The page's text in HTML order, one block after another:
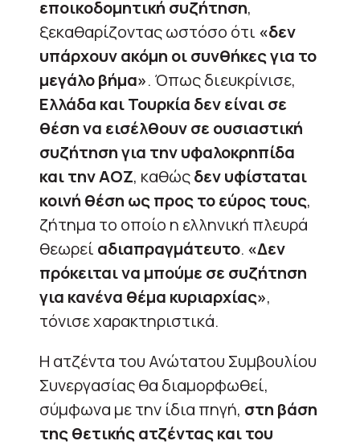
εποικοδομητική συζήτηση,
ξεκαθαρίζοντας ωστόσο ότι «δεν
υπάρχουν ακόμη οι συνθήκες για το
μεγάλο βήμα». Όπως διευκρίνισε,
Ελλάδα και Τουρκία δεν είναι σε
θέση να εισέλθουν σε ουσιαστική
συζήτηση για την υφαλοκρηπίδα
και την ΑΟΖ, καθώςδεν υφίσταται
κοινή θέση ως προς το εύρος τους,
ζήτημα το οποίο η ελληνική πλευρά
θεωρεί αδιαπραγμάτευτο. «Δεν
πρόκειται να μπούμε σε συζήτηση
για κανένα θέμα κυριαρχίας»,
τόνισε χαρακτηριστικά.
Η ατζέντα του Ανώτατου Συμβουλίου
Συνεργασίας θα διαμορφωθεί,
σύμφωνα με την ίδια πηγή, στη βάση
της θετικής ατζέντας και του